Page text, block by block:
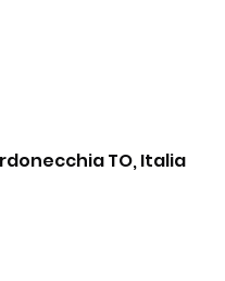
TO, Italia